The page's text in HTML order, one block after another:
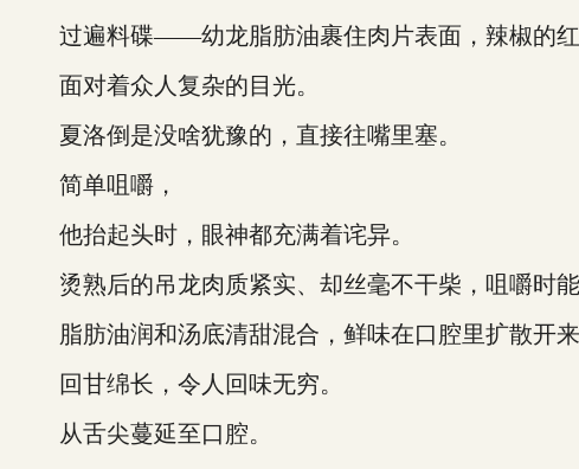
过遍料碟——幼龙脂肪油裹住肉片表面，辣椒的红
面对着众人复杂的目光。
夏洛倒是没啥犹豫的，直接往嘴里塞。
简单咀嚼，
他抬起头时，眼神都充满着诧异。
烫熟后的吊龙肉质紧实、却丝毫不干柴，咀嚼时能
脂肪油润和汤底清甜混合，鲜味在口腔里扩散开来
回甘绵长，令人回味无穷。
从舌尖蔓延至口腔。